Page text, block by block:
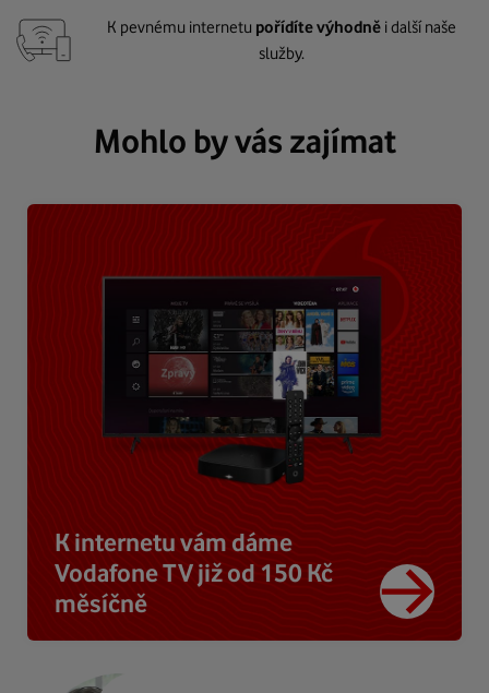
K pevnému internetu pořídíte výhodně i další naše
služby.
Mohlo by vás zajímat
K internetu vám dáme
Vodafone TV již od 150 Kč
měsíčně